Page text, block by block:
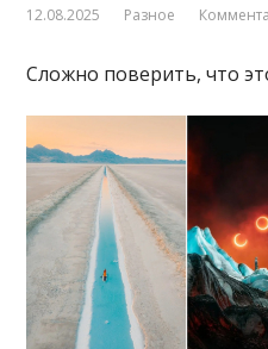
12.08.2025 Разное
Сложно поверить, что